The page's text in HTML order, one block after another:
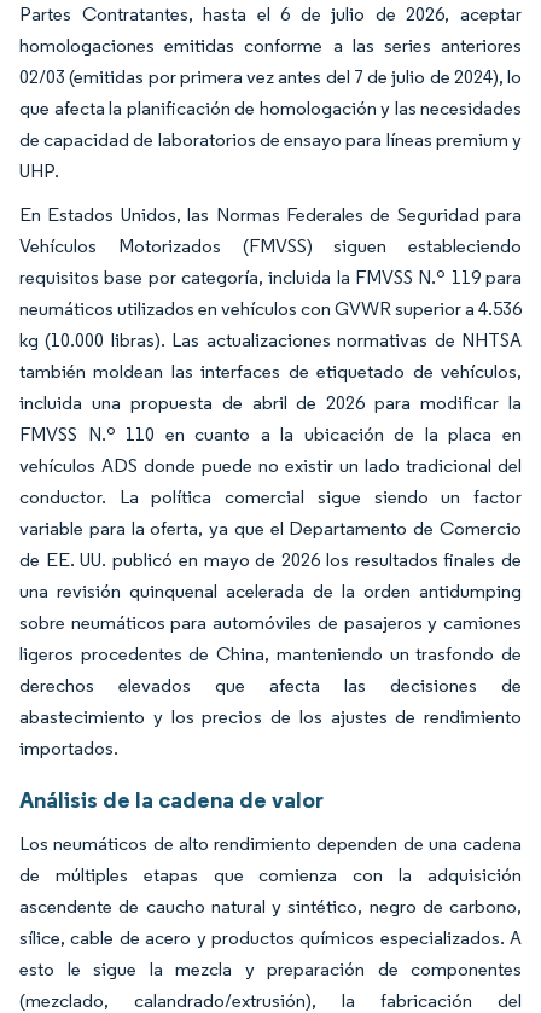
Partes Contratantes, hasta el 6 de julio de 2026, aceptar
homologaciones emitidas conforme a las series anteriores
02/03 (emitidas por primera vez antes del 7 de julio de 2024), lo
que afecta la planificación de homologación y las necesidades
de capacidad de laboratorios de ensayo para líneas premium y
UHP.
En Estados Unidos, las Normas Federales de Seguridad para
Vehículos Motorizados (FMVSS) siguen estableciendo
requisitos base por categoría, incluida la FMVSS N.º 119 para
neumáticos utilizados en vehículos con GVWR superior a 4.536
kg (10.000 libras). Las actualizaciones normativas de NHTSA
también moldean las interfaces de etiquetado de vehículos,
incluida una propuesta de abril de 2026 para modificar la
FMVSS N.º 110 en cuanto a la ubicación de la placa en
vehículos ADS donde puede no existir un lado tradicional del
conductor. La política comercial sigue siendo un factor
variable para la oferta, ya que el Departamento de Comercio
de EE. UU. publicó en mayo de 2026 los resultados finales de
una revisión quinquenal acelerada de la orden antidumping
sobre neumáticos para automóviles de pasajeros y camiones
ligeros procedentes de China, manteniendo un trasfondo de
derechos elevados que afecta las decisiones de
abastecimiento y los precios de los ajustes de rendimiento
importados.
Análisis de la cadena de valor
Los neumáticos de alto rendimiento dependen de una cadena
de múltiples etapas que comienza con la adquisición
ascendente de caucho natural y sintético, negro de carbono,
sílice, cable de acero y productos químicos especializados. A
esto le sigue la mezcla y preparación de componentes
(mezclado, calandrado/extrusión), la fabricación del